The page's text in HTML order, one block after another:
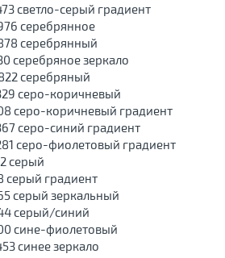
светло-серый градиент
серебрянное
серебрянный
серебряное зеркало
серебряный
серо-коричневый
серо-коричневый градиент
серо-синий градиент
серо-фиолетовый градиент
серый
серый градиент
серый зеркальный
серый/синий
сине-фиолетовый
синее зеркало